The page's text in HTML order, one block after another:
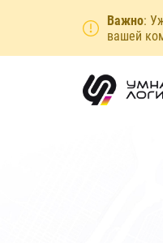
Важно:
вашей